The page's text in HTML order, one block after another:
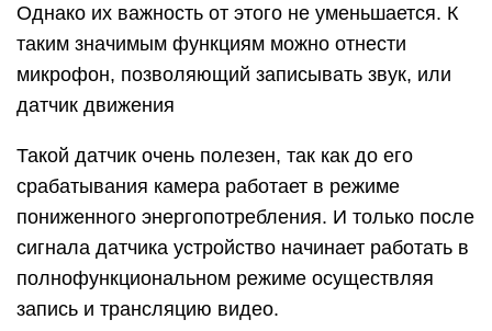
Однако их важность от этого не уменьшается. К
таким значимым функциям можно отнести
микрофон, позволяющий записывать звук, или
датчик движения
Такой датчик очень полезен, так как до его
срабатывания камера работает в режиме
пониженного энергопотребления. И только после
сигнала датчика устройство начинает работать в
полнофункциональном режиме осуществляя
запись и трансляцию видео.